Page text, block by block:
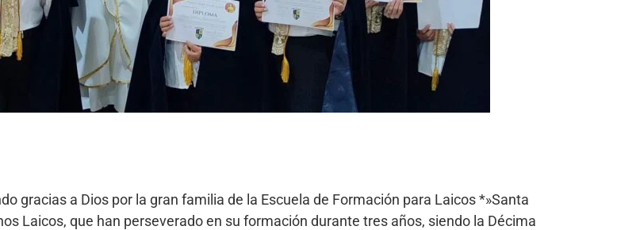
gracias a Dios por la gran familia de la Escuela de Formación para Laicos *»Santa
Laicos, que han perseverado en su formación durante tres años, siendo la Décima